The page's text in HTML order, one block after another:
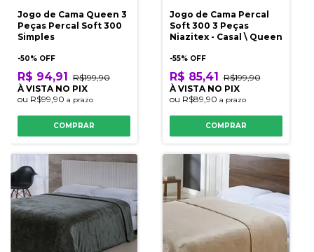
Jogo de Cama Queen 3
Peças Percal Soft 300
Simples
-50% OFF
R$ 94,91 R$199,90
À VISTA NO PIX
ou R$99,90 a prazo
COMPRAR
Jogo de Cama Percal
Soft 300 3 Peças
Niazitex - Casal \ Queen
-55% OFF
R$ 85,41 R$199,90
À VISTA NO PIX
ou R$89,90 a prazo
COMPRAR